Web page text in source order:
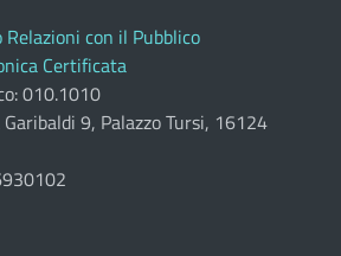
Relazioni con il Pubblico
Certificata
010.1010
9, Palazzo Tursi, 16124